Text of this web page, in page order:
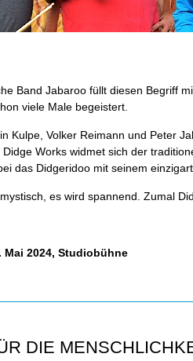
Band Jabaroo füllt diesen Begriff
viele Male begeistert.
Kulpe, Volker Reimann und Peter
Works widmet sich der
das Didgeridoo mit seinem
es wird spannend. Zumal
Mai 2024, Studiobühne
DIE